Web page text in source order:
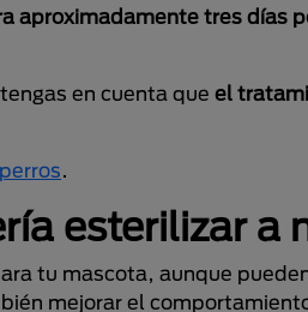
aproximadamente tres días
en cuenta que el
.
esterilizar a
tu mascota, aunque
mejorar el